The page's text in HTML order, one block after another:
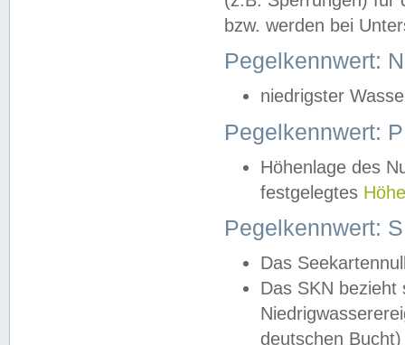
bzw. werden bei
Pegelkennwert:
niedrigster
Pegelkennwert:
Höhenlage des
festgelegtes
Pegelkennwert:
Das
Das SKN
deutschen